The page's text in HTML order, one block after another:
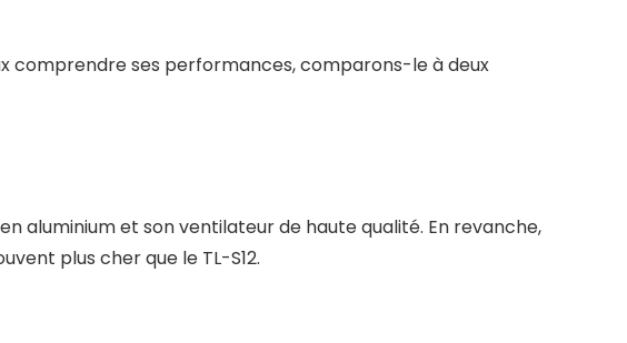
comprendre ses performances, comparons-le à deux
aluminium et son ventilateur de haute qualité. En revanche,
plus cher que le TL-S12.